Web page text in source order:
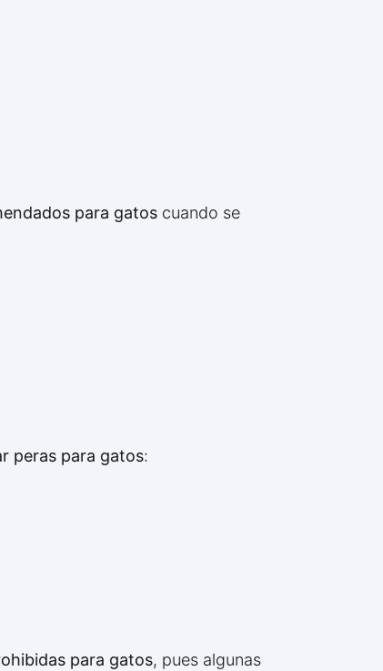
para gatos cuando se
peras para gatos:
para gatos, pues algunas